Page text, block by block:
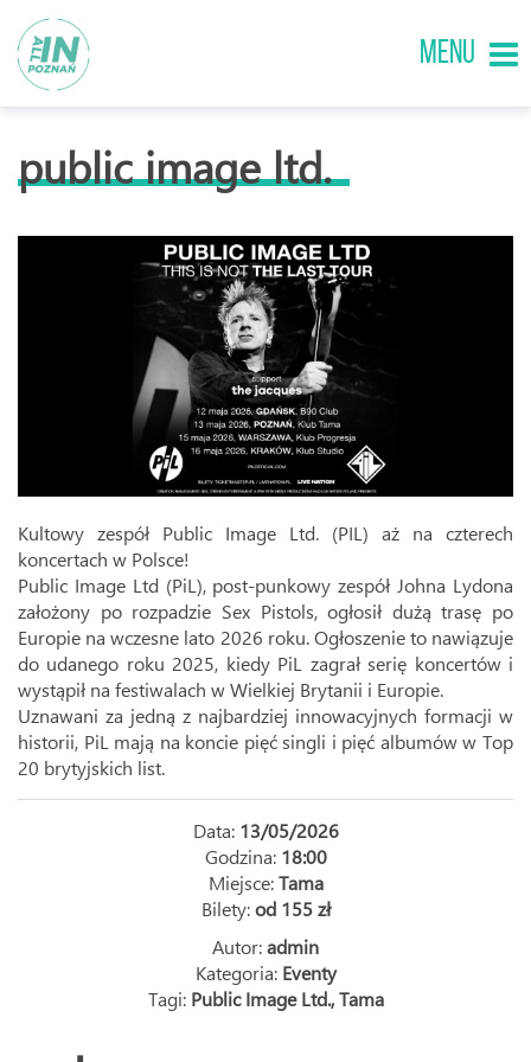
MENU
public image ltd.
Kultowy zespół Public Image Ltd. (PIL) aż na czterech
koncertach w Polsce!
Public Image Ltd (PiL), post-punkowy zespół Johna Lydona
założony po rozpadzie Sex Pistols, ogłosił dużą trasę po
Europie na wczesne lato 2026 roku. Ogłoszenie to nawiązuje
do udanego roku 2025, kiedy PiL zagrał serię koncertów i
wystąpił na festiwalach w Wielkiej Brytanii i Europie.
Uznawani za jedną z najbardziej innowacyjnych formacji w
historii, PiL mają na koncie pięć singli i pięć albumów w Top
20 brytyjskich list.
Data: 13/05/2026
Godzina: 18:00
Miejsce:Tama
Bilety:od 155 zł
Autor:admin
Kategoria: Eventy
Tagi: Public Image Ltd.,Tama